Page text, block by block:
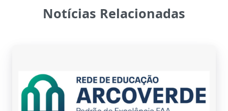
Notícias Relacionadas